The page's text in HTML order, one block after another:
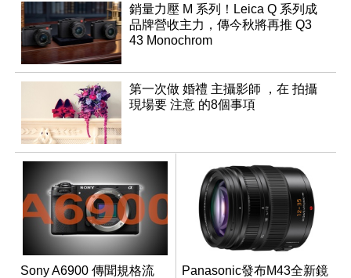
銷量力壓 M 系列！Leica Q 系列成
品牌營收主力，傳今秋將再推 Q3
43 Monochrom
第一次做 婚禮 主攝影師 ，在 拍攝
現場要 注意 的8個事項
Sony A6900 傳聞規格流
Panasonic發布M43全新鏡